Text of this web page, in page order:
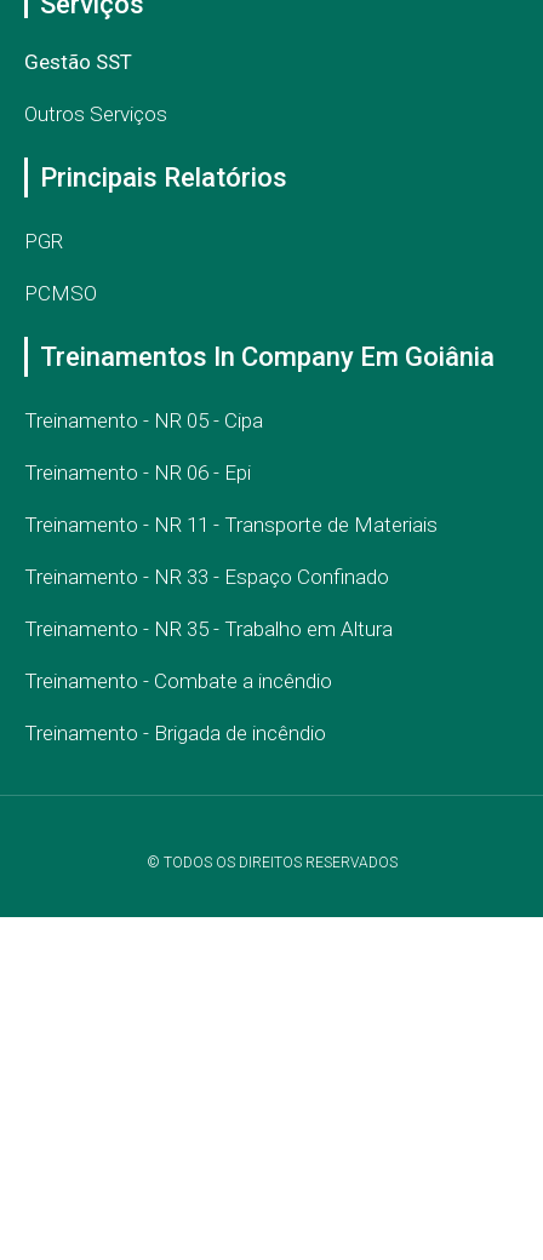
Gestão SST
Outros Serviços
Principais Relatórios
PGR
PCMSO
Treinamentos In Company Em Goiânia
Treinamento - NR 05 - Cipa
Treinamento - NR 06 - Epi
Treinamento - NR 11 - Transporte de Materiais
Treinamento - NR 33 - Espaço Confinado
Treinamento - NR 35 - Trabalho em Altura
Treinamento - Combate a incêndio
Treinamento - Brigada de incêndio
© TODOS OS DIREITOS RESERVADOS